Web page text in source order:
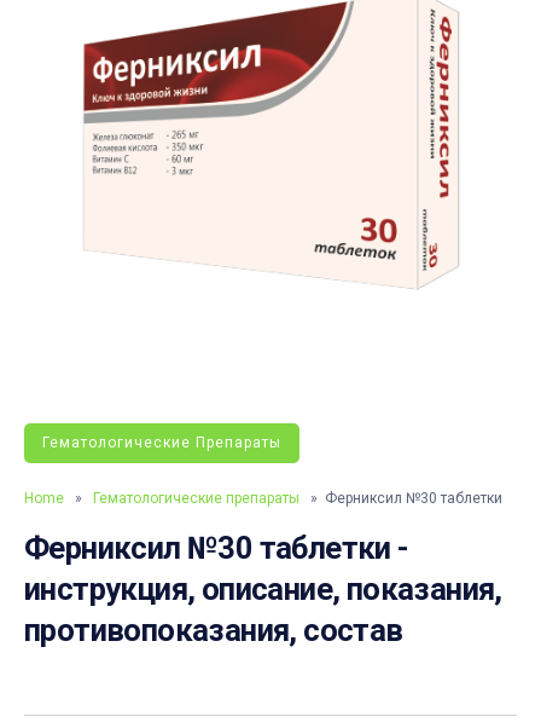
Гематологические Препараты
Home » Гематологические препараты » Ферниксил №30 таблетки
Ферниксил №30 таблетки -
инструкция, описание, показания,
противопоказания, состав